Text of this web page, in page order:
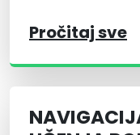
Pročitaj sve